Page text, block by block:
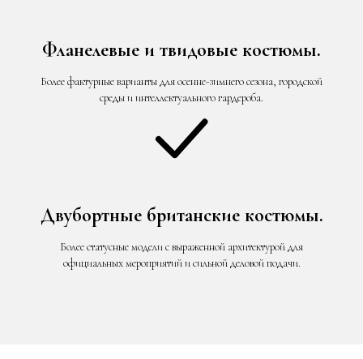
Фланелевые и твидовые костюмы.
Более фактурные варианты для осенне-зимнего сезона, городской
среды и интеллектуального гардероба.
Двубортные британские костюмы.
Более статусные модели с выраженной архитектурой для
официальных мероприятий и сильной деловой подачи.